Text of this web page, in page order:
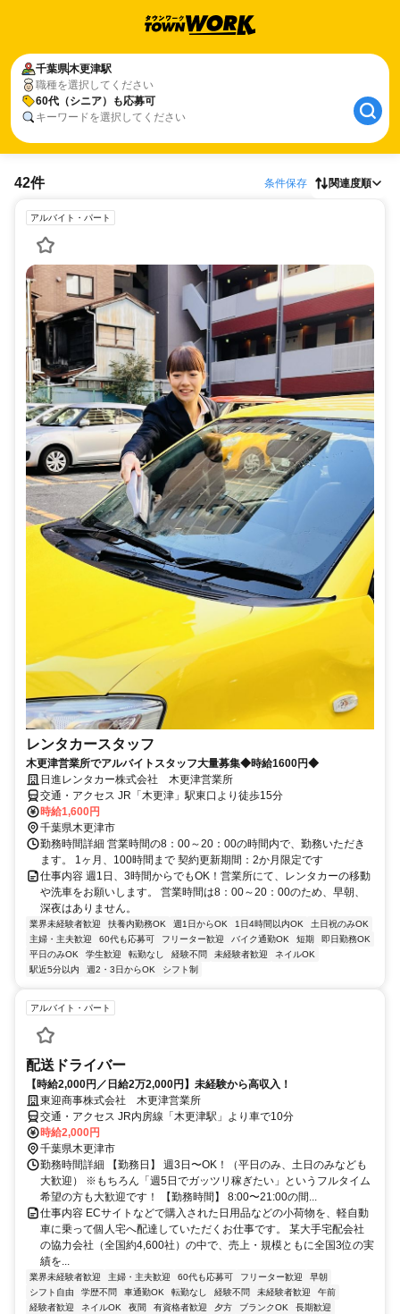
千葉県木更津駅
職種を選択してください
60代（シニア）も応募可
キーワードを選択してください
42件 条件保存 関連度順
アルバイト・パート
レンタカースタッフ
木更津営業所でアルバイトスタッフ大量募集◆時給1600円◆
日進レンタカー株式会社 木更津営業所
交通・アクセス JR「木更津」駅東口より徒歩15分
時給1,600円
千葉県木更津市
勤務時間詳細 営業時間の8：00～20：00の時間内で、勤務いただき
ます。 1ヶ月、100時間まで 契約更新期間：2か月限定です
仕事内容 週1日、3時間からでもOK！営業所にて、レンタカーの移動
や洗車をお願いします。 営業時間は8：00～20：00のため、早朝、
深夜はありません。
業界未経験者歓迎 扶養内勤務OK 週1日からOK 1日4時間以内OK
土日祝のみOK
主婦・主夫歓迎
60代も応募可 フリーター歓迎 バイク通勤OK 短期
即日勤務OK
平日のみOK
学生歓迎 転勤なし 経験不問 未経験者歓迎
ネイルOK
駅近5分以内
週2・3日からOK シフト制
アルバイト・パート
配送ドライバー
【時給2,000円／日給2万2,000円】未経験から高収入！
東迎商事株式会社 木更津営業所
交通・アクセス JR内房線「木更津駅」より車で10分
時給2,000円
千葉県木更津市
勤務時間詳細 【勤務日】 週3日〜OK！（平日のみ、土日のみなども
大歓迎） ※もちろん「週5日でガッツリ稼ぎたい」というフルタイム
希望の方も大歓迎です！ 【勤務時間】 8:00〜21:00の間...
仕事内容 ECサイトなどで購入された日用品などの小荷物を、軽自動
車に乗って個人宅へ配達していただくお仕事です。 某大手宅配会社
の協力会社（全国約4,600社）の中で、売上・規模ともに全国3位の実
績を...
業界未経験者歓迎 主婦・主夫歓迎 60代も応募可 フリーター歓迎
早朝
シフト自由
学歴不問 車通勤OK 転勤なし 経験不問 未経験者歓迎
午前
経験者歓迎
ネイルOK 夜間 有資格者歓迎 夕方 ブランクOK
長期歓迎